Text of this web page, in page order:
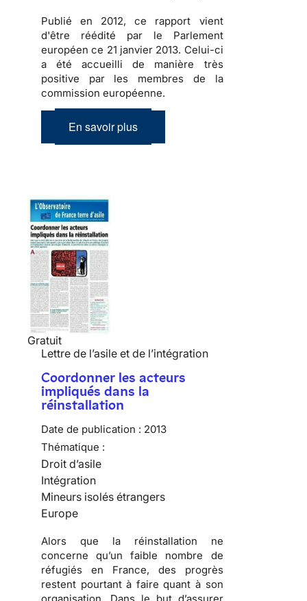
Publié en 2012, ce rapport vient
d'être réédité par le Parlement
européen ce 21 janvier 2013. Celui-ci
a été accueilli de manière très
positive par les membres de la
commission européenne.
En savoir plus
Gratuit
Lettre de l’asile et de l’intégration
Coordonner les acteurs
impliqués dans la
réinstallation
Date de publication : 2013
Thématique :
Droit d’asile
Intégration
Mineurs isolés étrangers
Europe
Alors que la réinstallation ne
concerne qu’un faible nombre de
réfugiés en France, des progrès
restent pourtant à faire quant à son
organisation. Dans le but d’assurer